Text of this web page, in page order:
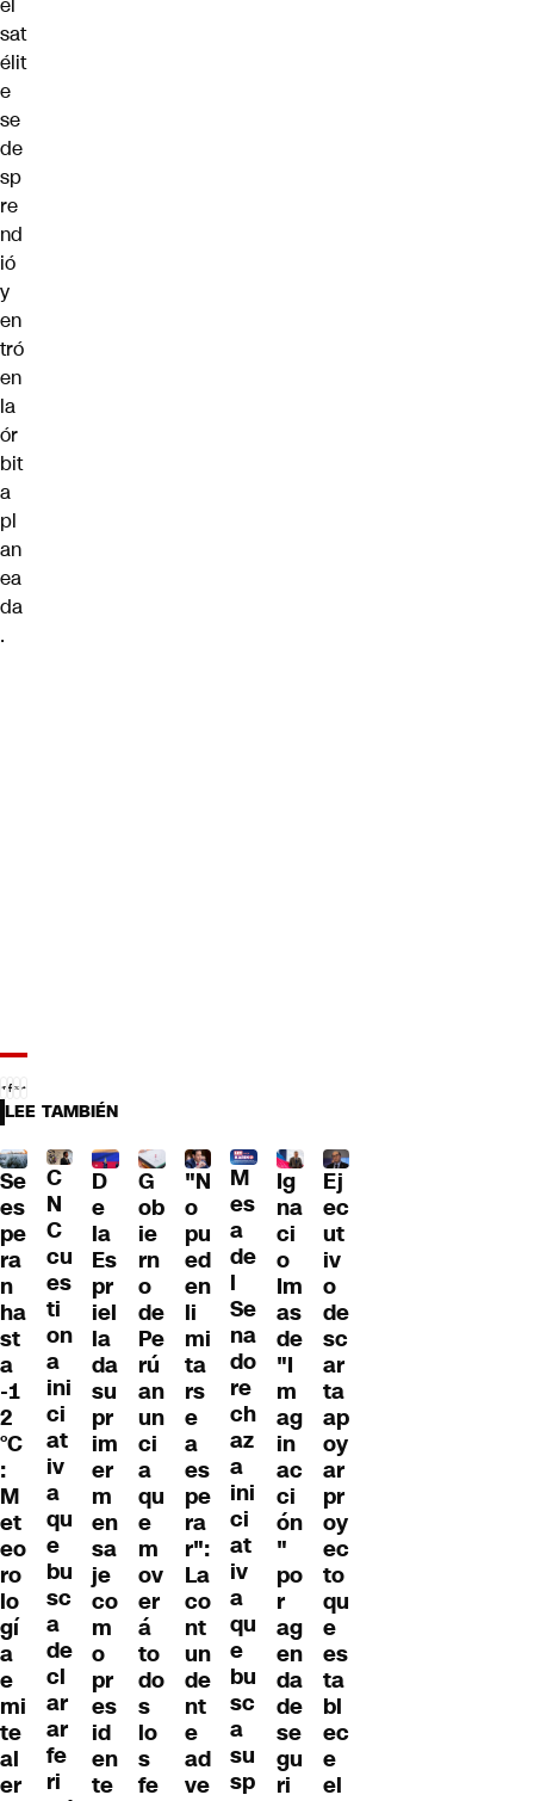
el
sat
élit
e
se
de
sp
re
nd
ió
y
en
tró
en
la
ór
bit
a
pl
an
ea
da
.
LEE TAMBIÉN
Se
es
pe
ra
n
ha
st
a
-1
2
°C
:
M
et
eo
ro
lo
gí
a
e
mi
te
al
er
C
N
C
cu
es
ti
on
a
ini
ci
at
iv
a
qu
e
bu
sc
a
de
cl
ar
ar
fe
ri
D
e
la
Es
pr
iel
la
da
su
pr
im
er
m
en
sa
je
co
m
o
pr
es
id
en
te
G
ob
ie
rn
o
de
Pe
rú
an
un
ci
a
qu
e
m
ov
er
á
to
do
s
lo
s
fe
"N
o
pu
ed
en
li
mi
ta
rs
e
a
es
pe
ra
r":
La
co
nt
un
de
nt
e
ad
ve
M
es
a
de
l
Se
na
do
re
ch
az
a
ini
ci
at
iv
a
qu
e
bu
sc
a
su
sp
Ig
na
ci
o
Im
as
de
"I
m
ag
in
ac
ci
ón
"
po
r
ag
en
da
de
se
gu
ri
Ej
ec
ut
iv
o
de
sc
ar
ta
ap
oy
ar
pr
oy
ec
to
qu
e
es
ta
bl
ec
e
el